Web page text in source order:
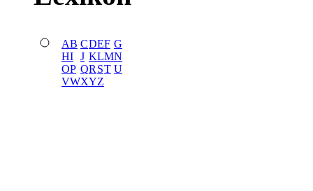
AB CDEF G
HI J KLMN
OP QR ST U
VWXYZ